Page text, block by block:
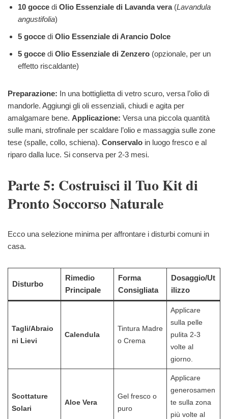
10 gocce di Olio Essenziale di Lavanda vera(Lavandula
angustifolia)
5 gocce di Olio Essenziale di Arancio Dolce
5 gocce di Olio Essenziale di Zenzero (opzionale, per un
effetto riscaldante)
Preparazione: In una bottiglietta di vetro scuro, versa l’olio di
mandorle. Aggiungi gli oli essenziali, chiudi e agita per
amalgamare bene. Applicazione: Versa una piccola quantità
sulle mani, strofinale per scaldare l’olio e massaggia sulle zone
tese (spalle, collo, schiena). Conservalo in luogo fresco e al
riparo dalla luce. Si conserva per 2-3 mesi.
Parte 5: Costruisci il Tuo Kit di
Pronto Soccorso Naturale
Ecco una selezione minima per affrontare i disturbi comuni in
casa.
Disturbo
Rimedio
Principale
Forma
Consigliata
Dosaggio/Ut
ilizzo
Tagli/Abraio
ni Lievi
Calendula
Tintura Madre
o Crema
Applicare
sulla pelle
pulita 2-3
volte al
giorno.
Scottature
Solari
Aloe Vera
Gel fresco o
puro
Applicare
generosamen
te sulla zona
più volte al